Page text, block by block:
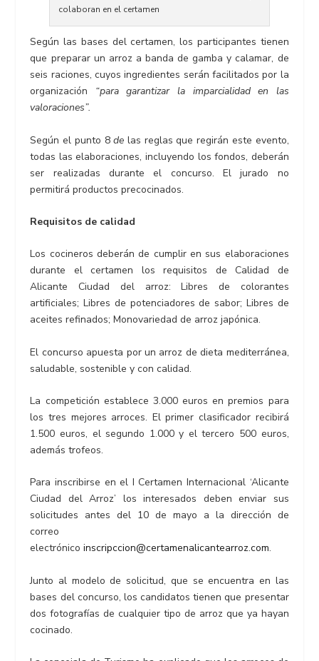
colaboran en el certamen
Según las bases del certamen, los participantes tienen
que preparar un arroz a banda de gamba y calamar, de
seis raciones, cuyos ingredientes serán facilitados por la
organización “para garantizar la imparcialidad en las
valoraciones”.
Según el punto 8de las reglas que regirán este evento,
todas las elaboraciones, incluyendo los fondos, deberán
ser realizadas durante el concurso. El jurado no
permitirá productos precocinados.
Requisitos de calidad
Los cocineros deberán de cumplir en sus elaboraciones
durante el certamen los requisitos de Calidad de
Alicante Ciudad del arroz: Libres de colorantes
artificiales; Libres de potenciadores de sabor; Libres de
aceites refinados; Monovariedad de arroz japónica.
El concurso apuesta por un arroz de dieta mediterránea,
saludable, sostenible y con calidad.
La competición establece 3.000 euros en premios para
los tres mejores arroces. El primer clasificador recibirá
1.500 euros, el segundo 1.000 y el tercero 500 euros,
además trofeos.
Para inscribirse en el I Certamen Internacional ‘Alicante
Ciudad del Arroz’ los interesados deben enviar sus
solicitudes antes del 10 de mayo a la dirección de
correo
electrónicoinscripccion@certamenalicantearroz.com.
Junto al modelo de solicitud, que se encuentra en las
bases del concurso, los candidatos tienen que presentar
dos fotografías de cualquier tipo de arroz que ya hayan
cocinado.